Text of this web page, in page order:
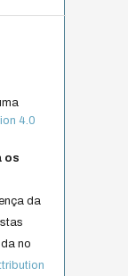
4.0
os
da
no